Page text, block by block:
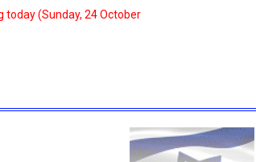
today (Sunday, 24 October